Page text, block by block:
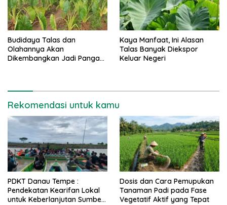
Budidaya Talas dan
Olahannya Akan
Dikembangkan Jadi Pangan
Kaya Manfaat, Ini Alasan
Talas Banyak Diekspor
Keluar Negeri
Rekomendasi untuk kamu
PDKT Danau Tempe :
Pendekatan Kearifan Lokal
untuk Keberlanjutan Sumber
Dosis dan Cara Pemupukan
Tanaman Padi pada Fase
Vegetatif Aktif yang Tepat